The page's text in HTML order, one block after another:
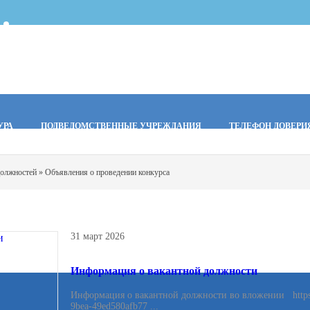
ПОДВЕДОМСТВЕННЫЕ УЧРЕЖДАНИЯ ТЕЛЕФОН
» Объявления о проведении конкурса
31 март 2026
Информация о вакантной должности
Информация о вакантной должности во вложении
9bea-49ed580afb77 ...